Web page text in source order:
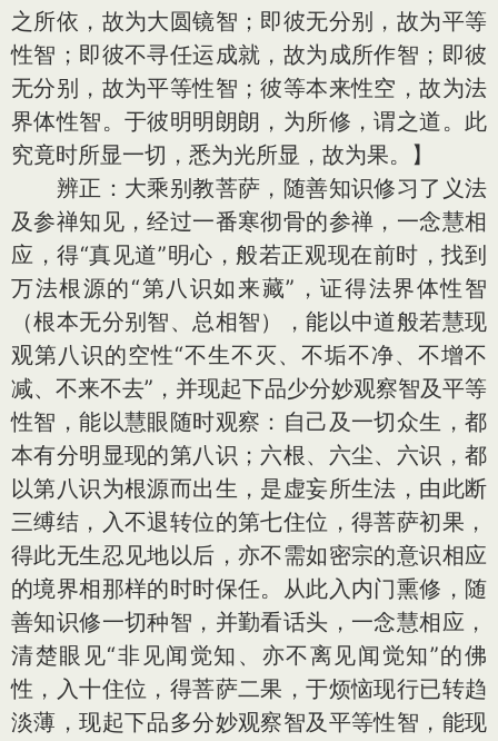
之所依，故为大圆镜智；即彼无分别，故为平等
性智；即彼不寻任运成就，故为成所作智；即彼
无分别，故为平等性智；彼等本来性空，故为法
界体性智。于彼明明朗朗，为所修，谓之道。此
究竟时所显一切，悉为光所显，故为果。】
辨正：大乘别教菩萨，随善知识修习了义法
及参禅知见，经过一番寒彻骨的参禅，一念慧相
应，得“真见道”明心，般若正观现在前时，找到
万法根源的“第八识如来藏”，证得法界体性智
（根本无分别智、总相智），能以中道般若慧现
观第八识的空性“不生不灭、不垢不净、不增不
减、不来不去”，并现起下品少分妙观察智及平等
性智，能以慧眼随时观察：自己及一切众生，都
本有分明显现的第八识；六根、六尘、六识，都
以第八识为根源而出生，是虚妄所生法，由此断
三缚结，入不退转位的第七住位，得菩萨初果，
得此无生忍见地以后，亦不需如密宗的意识相应
的境界相那样的时时保任。从此入内门熏修，随
善知识修一切种智，并勤看话头，一念慧相应，
清楚眼见“非见闻觉知、亦不离见闻觉知”的佛
性，入十住位，得菩萨二果，于烦恼现行已转趋
淡薄，现起下品多分妙观察智及平等性智，能现